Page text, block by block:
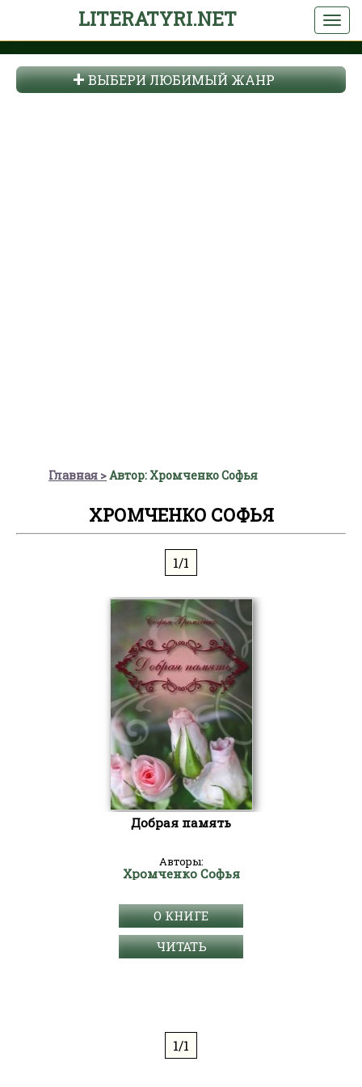
LITERATYRI.NET
ВЫБЕРИ ЛЮБИМЫЙ ЖАНР
Главная Автор: Хромченко Софья
ХРОМЧЕНКО СОФЬЯ
1/1
Добрая память
Авторы:
Хромченко Софья
О КНИГЕ
ЧИТАТЬ
1/1